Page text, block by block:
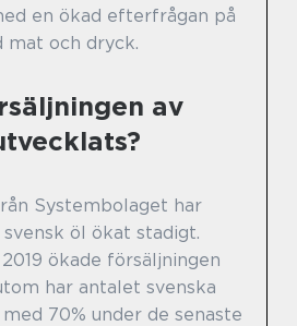
en ökad efterfrågan på
mat och dryck.
av
Systembolaget har
öl ökat stadigt.
ökade försäljningen
har antalet svenska
70% under de senaste